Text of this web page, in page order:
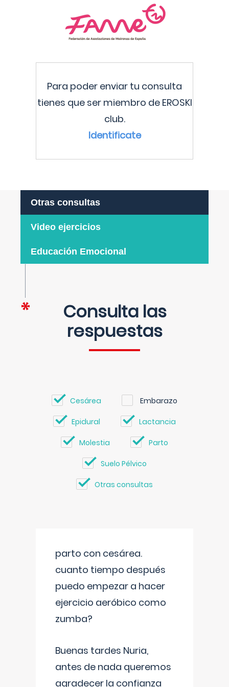
Para poder enviar tu consulta
tienes que ser miembro de EROSKI
club.
Identificate
Otras consultas
Video ejercicios
Educación Emocional
Consulta las
respuestas
Cesárea Embarazo
Epidural Lactancia
Molestia Parto
Suelo Pélvico
Otras consultas
parto con cesárea.
cuanto tiempo después
puedo empezar a hacer
ejercicio aeróbico como
zumba?
Buenas tardes Nuria,
antes de nada queremos
agradecer la confianza